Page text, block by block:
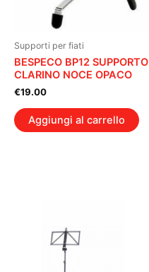
Supporti per fiati
BESPECO BP12 SUPPORTO
CLARINO NOCE OPACO
€19.00
Aggiungi al carrello